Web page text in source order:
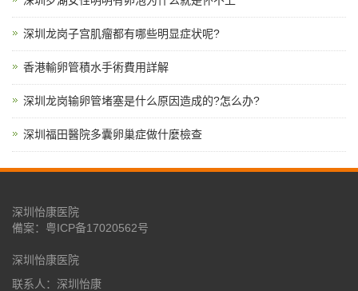
深圳龙岗子宫肌瘤都有哪些明显症状呢?
香港輸卵管積水手術費用詳解
深圳龙岗输卵管堵塞是什么原因造成的?怎么办?
深圳福田醫院多囊卵巢症做什麼檢查
深圳怡康医院
備案： 粤ICP备17020562号
深圳怡康医院
联系人：深圳怡康